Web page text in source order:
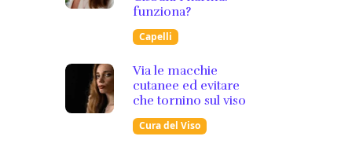
funziona?
Capelli
Via le macchie
cutanee ed evitare
che tornino sul viso
Cura del Viso